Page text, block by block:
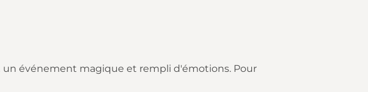
un événement magique et rempli d'émotions. Pour